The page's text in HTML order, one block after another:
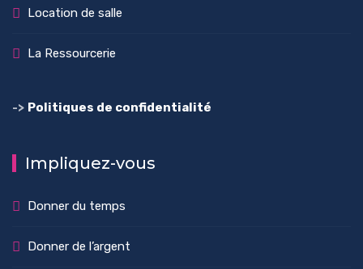
Location de salle
La Ressourcerie
-> Politiques de confidentialité
Impliquez-vous
Donner du temps
Donner de l’argent